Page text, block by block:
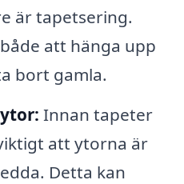
är tapetsering.
att hänga upp
bort gamla.
Innan tapeter
att ytorna är
Detta kan